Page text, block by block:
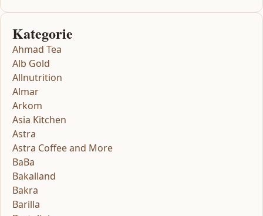
Kategorie
Ahmad Tea
Alb Gold
Allnutrition
Almar
Arkom
Asia Kitchen
Astra
Astra Coffee and More
BaBa
Bakalland
Bakra
Barilla